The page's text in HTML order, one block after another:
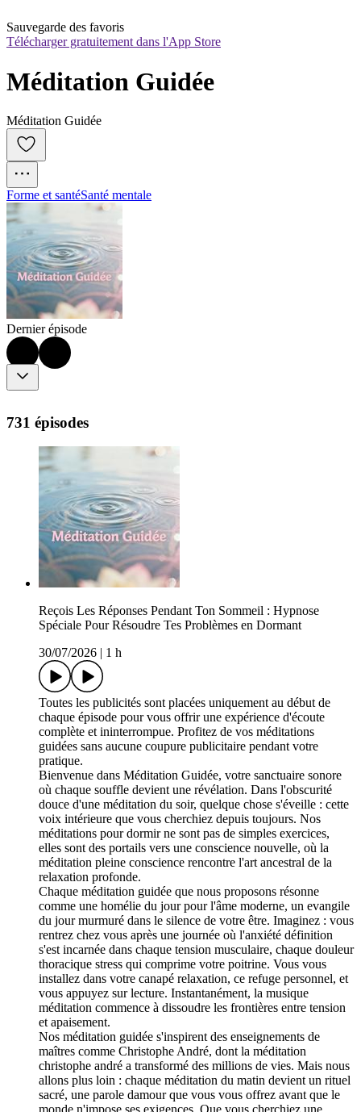
Sauvegarde des favoris
Télécharger gratuitement dans l'App Store
Méditation Guidée
Méditation Guidée
Forme et santéSanté mentale
Dernier épisode
731 épisodes
Reçois Les Réponses Pendant Ton Sommeil : Hypnose
Spéciale Pour Résoudre Tes Problèmes en Dormant
30/07/2026
1 h
Toutes les publicités sont placées uniquement au début de
chaque épisode pour vous offrir une expérience d'écoute
complète et ininterrompue. Profitez de vos méditations
guidées sans aucune coupure publicitaire pendant votre
pratique.
Bienvenue dans Méditation Guidée, votre sanctuaire sonore
où chaque souffle devient une révélation. Dans l'obscurité
douce d'une méditation du soir, quelque chose s'éveille : cette
voix intérieure que vous cherchiez depuis toujours. Nos
méditations pour dormir ne sont pas de simples exercices,
elles sont des portails vers une conscience nouvelle, où la
méditation pleine conscience rencontre l'art ancestral de la
relaxation profonde.
Chaque méditation guidée que nous proposons résonne
comme une homélie du jour pour l'âme moderne, un evangile
du jour murmuré dans le silence de votre être. Imaginez : vous
rentrez chez vous après une journée où l'anxiété définition
s'est incarnée dans chaque tension musculaire, chaque douleur
thoracique stress qui comprime votre poitrine. Vous vous
installez dans votre canapé relaxation, ce refuge personnel, et
vous appuyez sur lecture. Instantanément, la musique
méditation commence à dissoudre les frontières entre tension
et apaisement.
Nos méditation guidée s'inspirent des enseignements de
maîtres comme Christophe André, dont la méditation
christophe andré a transformé des millions de vies. Mais nous
allons plus loin : chaque méditation du matin devient un rituel
sacré, une parole damour que vous vous offrez avant que le